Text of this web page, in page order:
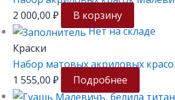
2 000,00 ₽
В корзину
Нет на складе
Краски
Набор матовых акриловых
1 555,00 ₽ Подробнее